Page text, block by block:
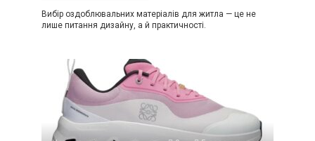
Вибір оздоблювальних матеріалів для житла — це не
лише питання дизайну, а й практичності.